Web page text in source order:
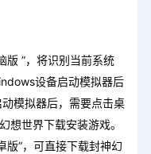
”，将识别当前系统
设备启动模拟器后
模拟器后，需要点击桌
想世界下载安装游戏。
”，可直接下载封神幻